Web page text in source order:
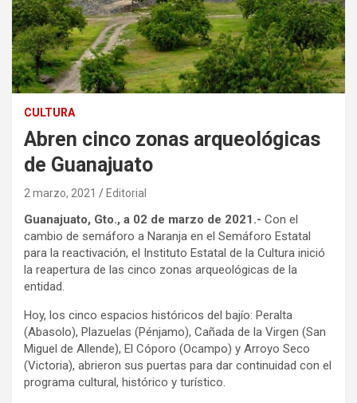
CULTURA
Abren cinco zonas arqueológicas
de Guanajuato
2 marzo, 2021 Editorial
Guanajuato, Gto., a 02 de marzo de 2021.- Con el
cambio de semáforo a Naranja en el Semáforo Estatal
para la reactivación, el Instituto Estatal de la Cultura inició
la reapertura de las cinco zonas arqueológicas de la
entidad.
Hoy, los cinco espacios históricos del bajío: Peralta
(Abasolo), Plazuelas (Pénjamo), Cañada de la Virgen (San
Miguel de Allende), El Cóporo (Ocampo) y Arroyo Seco
(Victoria), abrieron sus puertas para dar continuidad con el
programa cultural, histórico y turístico.